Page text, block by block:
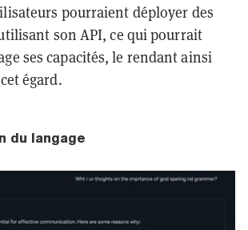
pourraient déployer des
son API, ce qui pourrait
ses capacités, le rendant ainsi
égard.
du langage